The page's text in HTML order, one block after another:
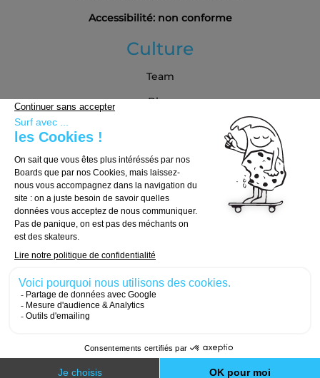
Accessibilité: non conforme
Culture
Team
Blog
Guide d'achat
Choisir sa board
Choisir ses roues
© 2026, Carver Skateboards
Designed with Numeri Design